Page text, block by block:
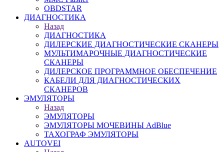
OBDSTAR
ДИАГНОСТИКА
Назад
ДИАГНОСТИКА
ДИЛЕРСКИЕ ДИАГНОСТИЧЕСКИЕ СКАНЕРЫ
МУЛЬТИМАРОЧНЫЕ ДИАГНОСТИЧЕСКИЕ
СКАНЕРЫ
ДИЛЕРСКОЕ ПРОГРАММНОЕ ОБЕСПЕЧЕНИЕ
КАБЕЛИ ДЛЯ ДИАГНОСТИЧЕСКИХ
СКАНЕРОВ
ЭМУЛЯТОРЫ
Назад
ЭМУЛЯТОРЫ
ЭМУЛЯТОРЫ МОЧЕВИНЫ АdBlue
ТАХОГРАФ ЭМУЛЯТОРЫ
AUTOVEI